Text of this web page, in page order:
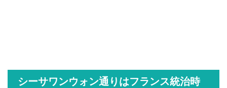
シーサワンウォン通りはフランス統治時